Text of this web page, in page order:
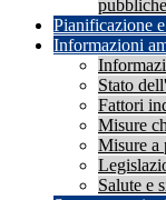
pubbliche
Pianificazione
Informazioni
Stato
Fattori
Misure
Misure a
Salute e